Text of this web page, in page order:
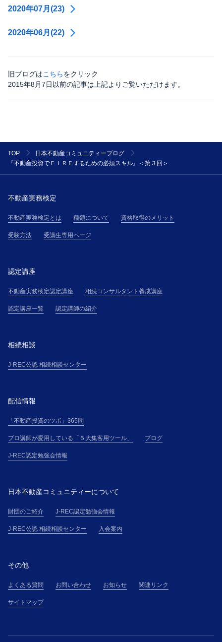
2020年07月(23)
2020年06月(22)
旧ブログはこちらをクリック
2015年8月7日以前の記事は上記よりご覧いただけます。
TOP
日本不動産コミュニティーブログ
『不動産投資でＦＩＲＥするための必須スキル』＜第３回＞
不動産実務検定
不動産実務検定とは 種類について 資格取得のメリット
受験方法 受講生専用ページ
認定講座
不動産実務検定認定講座 相続コンサルタント養成講座
認定講座一覧 認定講師の紹介
相続相談
J-REC公認 相続相談センター
配信情報
「不動産投資のツボ」365問
プロ講師が愛用している「５大集客用ツール」 ブログ
J-REC認定勉強会情報
日本不動産コミュニティーについて
財団のご紹介 J-REC認定勉強会情報
J-REC公認 相続相談センター 入会案内
その他
よくある質問 お問い合わせ お知らせ 関連リンク
サイトマップ